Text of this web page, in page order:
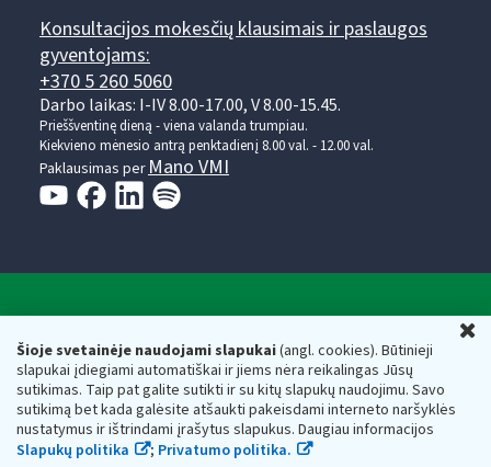
Šioje svetainėje naudojami slapukai(angl. cookies). Būtinieji
slapukai įdiegiami automatiškai ir jiems nėra reikalingas Jūsų
sutikimas. Taip pat galite sutikti ir su kitų slapukų naudojimu. Savo
sutikimą bet kada galėsite atšaukti pakeisdami interneto naršyklės
nustatymus ir ištrindami įrašytus slapukus. Daugiau informacijos
Slapukų politika
; Privatumo politika.
Konsultacijos mokesčių klausimais ir paslaugos
gyventojams:
+370 5 260 5060
Darbo laikas: I-IV 8.00-17.00, V 8.00-15.45.
Prieššventinę dieną - viena valanda trumpiau.
Kiekvieno mėnesio antrą penktadienį 8.00 val. - 12.00 val.
Paklausimas perMano VMI
Valstybinė mokesčių inspekcija prie Lietuvos
Respublikos finansų ministerijos
Biudžetinė įstaiga. Juridinio asmens kodas — 188659752,
adresas: Vasario 16-osios g. 14, 01107 Vilnius, Lietuva, el.paštas:
vmi@vmi.lt , E. pristatymo dėžutės adresas 188659752
Duomenys apie Valstybinę mokesčių inspekciją prie Lietuvos
Respublikos finansų ministerijos kaupiami ir saugomi Juridinių